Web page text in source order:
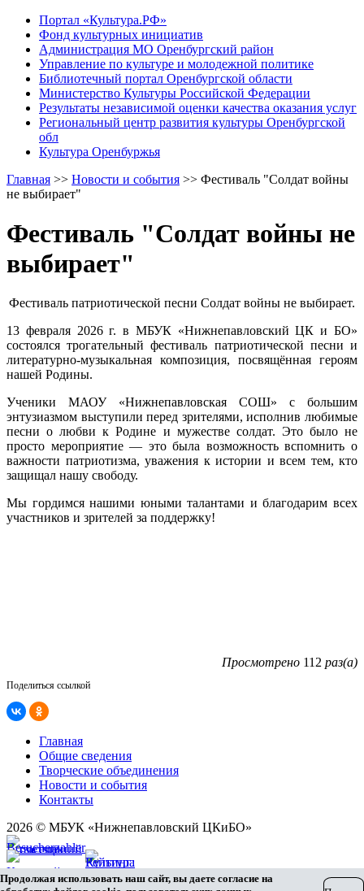
Портал «Культура.РФ»
Фонд культурных инициатив
Администрация МО Оренбургский район
Управление по культуре и молодежной политике
Библиотечный портал Оренбургской области
Министерство Культуры Российской Федерации
Результаты независимой оценки качества оказания услуг
Региональный центр развития культуры Оренбургской
обл
Культура Оренбуржья
Главная >> Новости и события >> Фестиваль "Солдат войны
не выбирает"
Фестиваль "Солдат войны не
выбирает"
Фестиваль патриотической песни Солдат войны не выбирает.
13 февраля 2026 г. в МБУК «Нижнепавловский ЦК и БО»
состоялся трогательный фестиваль патриотической песни и
литературно-музыкальная композиция, посвящённая героям
нашей Родины.
Ученики МАОУ «Нижнепавловская СОШ» с большим
энтузиазмом выступили перед зрителями, исполнив любимые
песни о любви к Родине и мужестве солдат. Это было не
просто мероприятие — это была возможность вспомнить о
важности патриотизма, уважения к истории и всем тем, кто
защищал нашу свободу.
Мы гордимся нашими юными талантами и благодарим всех
участников и зрителей за поддержку!
Просмотрено 112 раз(а)
Поделиться ссылкой
Главная
Общие сведения
Творческие объединения
Новости и события
Контакты
2026 © МБУК «Нижнепавловский ЦКиБО»
Карта сайта
Разработка сайта
Продолжая использовать наш сайт, вы даете согласие на